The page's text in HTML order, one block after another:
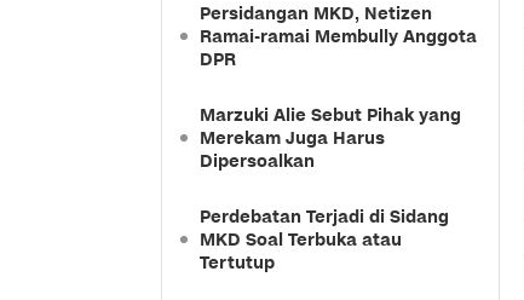
Persidangan MKD, Netizen
Ramai-ramai Membully Anggota
DPR
Marzuki Alie Sebut Pihak yang
Merekam Juga Harus
Dipersoalkan
Perdebatan Terjadi di Sidang
MKD Soal Terbuka atau
Tertutup